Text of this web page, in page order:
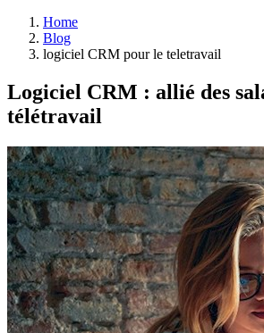
Home
Blog
logiciel CRM pour le teletravail
Logiciel CRM : allié des
télétravail